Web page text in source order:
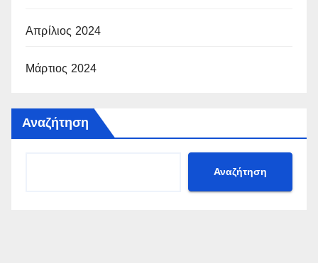
Απρίλιος 2024
Μάρτιος 2024
Αναζήτηση
Αναζήτηση